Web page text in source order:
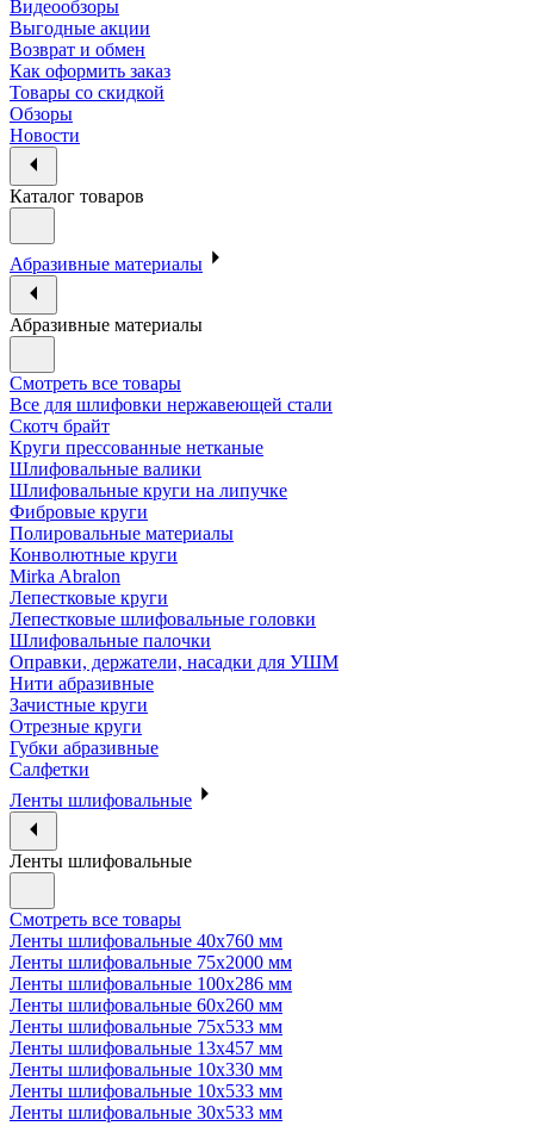
Видеообзоры
Выгодные акции
Возврат и обмен
Как оформить заказ
Товары со скидкой
Обзоры
Новости
Каталог товаров
Абразивные материалы
Абразивные материалы
Смотреть все товары
Все для шлифовки нержавеющей стали
Скотч брайт
Круги прессованные нетканые
Шлифовальные валики
Шлифовальные круги на липучке
Фибровые круги
Полировальные материалы
Конволютные круги
Mirka Abralon
Лепестковые круги
Лепестковые шлифовальные головки
Шлифовальные палочки
Оправки, держатели, насадки для УШМ
Нити абразивные
Зачистные круги
Отрезные круги
Губки абразивные
Салфетки
Ленты шлифовальные
Ленты шлифовальные
Смотреть все товары
Ленты шлифовальные 40х760 мм
Ленты шлифовальные 75х2000 мм
Ленты шлифовальные 100х286 мм
Ленты шлифовальные 60х260 мм
Ленты шлифовальные 75х533 мм
Ленты шлифовальные 13х457 мм
Ленты шлифовальные 10х330 мм
Ленты шлифовальные 10х533 мм
Ленты шлифовальные 30х533 мм